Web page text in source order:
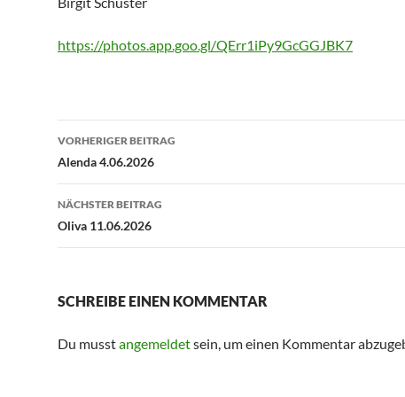
https://photos.app.goo.gl/QErr1iPy9GcGGJBK7
Beitragsnavigation
VORHERIGER BEITRAG
Alenda 4.06.2026
NÄCHSTER BEITRAG
Oliva 11.06.2026
SCHREIBE EINEN KOMMENTAR
Du musstangemeldetsein, um einen Kommentar